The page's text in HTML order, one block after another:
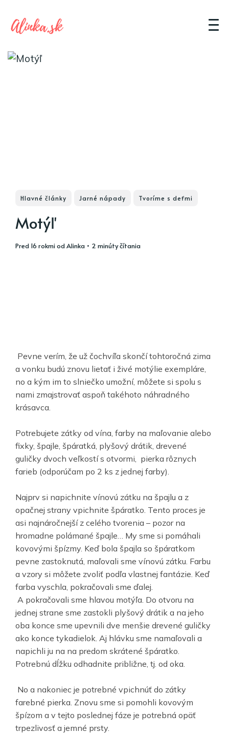
Hlavné články Jarné nápady Tvoríme s deťmi
Motýľ
pred 16 rokmiodAlinka • 2 minúty čítania
Pevne verím, že už čochvíľa skončí tohtoročná zima
a vonku budú znovu lietať i živé motýlie exempláre,
no a kým im to slniečko umožní, môžete si spolu s
nami zmajstrovať aspoň takéhoto náhradného
krásavca.
Potrebujete zátky od vína, farby na maľovanie alebo
fixky, špajle, špáratká, plyšový drátik, drevené
guličky dvoch veľkostí s otvormi, pierka rôznych
farieb (odporúčam po 2 ks z jednej farby).
Najprv si napichnite vínovú zátku na špajlu a z
opačnej strany vpichnite špáratko. Tento proces je
asi najnáročnejší z celého tvorenia – pozor na
hromadne polámané špajle… My sme si pomáhali
kovovými špízmy. Keď bola špajla so špáratkom
pevne zastoknutá, maľovali sme vínovú zátku. Farbu
a vzory si môžete zvoliť podľa vlastnej fantázie. Keď
farba vyschla, pokračovali sme ďalej.
A pokračovali sme hlavou motýľa. Do otvoru na
jednej strane sme zastokli plyšový drátik a na jeho
oba konce sme upevnili dve menšie drevené guličky
ako konce tykadielok. Aj hlávku sme namaľovali a
napichli ju na na predom skrátené špáratko.
Potrebnú dĺžku odhadnite približne, tj. od oka.
No a nakoniec je potrebné vpichnúť do zátky
farebné pierka. Znovu sme si pomohli kovovým
špízom a v tejto poslednej fáze je potrebná opäť
trpezlivosť a jemné prsty.